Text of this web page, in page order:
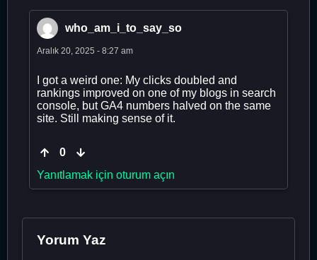
who_am_i_to_say_so
Aralık 20, 2025 - 8:27 am
I got a weird one: My clicks doubled and
rankings improved on one of my blogs in search
console, but GA4 numbers halved on the same
site. Still making sense of it.
0
Yanıtlamak için oturum açın
Yorum Yaz